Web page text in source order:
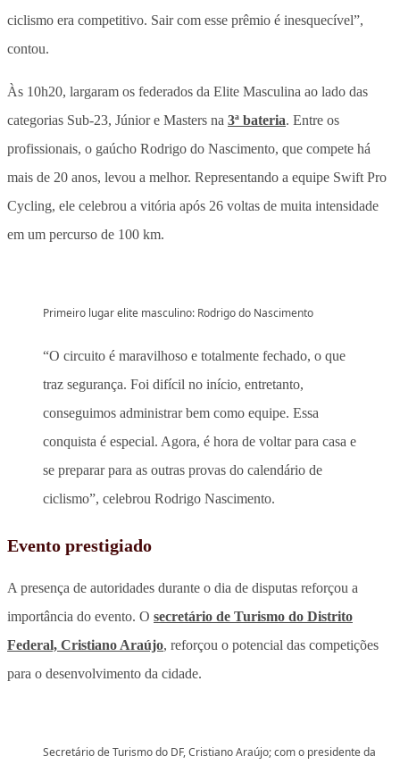
ciclismo era competitivo. Sair com esse prêmio é inesquecível”,
contou.
Às 10h20, largaram os federados da Elite Masculina ao lado das
categorias Sub-23, Júnior e Masters na 3ª bateria. Entre os
profissionais, o gaúcho Rodrigo do Nascimento, que compete há
mais de 20 anos, levou a melhor. Representando a equipe Swift Pro
Cycling, ele celebrou a vitória após 26 voltas de muita intensidade
em um percurso de 100 km.
Primeiro lugar elite masculino: Rodrigo do Nascimento
“O circuito é maravilhoso e totalmente fechado, o que
traz segurança. Foi difícil no início, entretanto,
conseguimos administrar bem como equipe. Essa
conquista é especial. Agora, é hora de voltar para casa e
se preparar para as outras provas do calendário de
ciclismo”, celebrou Rodrigo Nascimento.
Evento prestigiado
A presença de autoridades durante o dia de disputas reforçou a
importância do evento. O secretário de Turismo do Distrito
Federal, Cristiano Araújo, reforçou o potencial das competições
para o desenvolvimento da cidade.
Secretário de Turismo do DF, Cristiano Araújo; com o presidente da